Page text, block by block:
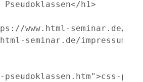
h1>
www.html-seminar.de/
seminar.de/